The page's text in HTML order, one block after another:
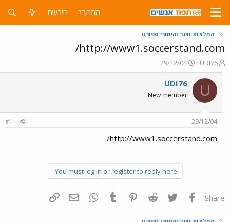
התחבר הירשם
המלצות ווינר והימורי ספורט
http://www1.soccerstand.com/
פ
ו
ת
ח
ה
ש
א
UDI76
פ
ו
ר
ם
ר
29/12/04
U
UDI76
New member
29/12/04
#1
http://www1.soccerstand.com/
You must log in or register to reply here.
Share: פייסבוק Twitter
Reddit
Pinterest
Tumblr
WhatsAppדואר אלקטרוני